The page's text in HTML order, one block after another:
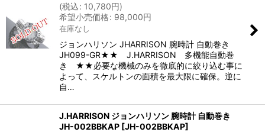
(税込: 10,780円)
希望小売価格: 98,000円
在庫なし
ジョンハリソン JHARRISON 腕時計 自動巻き
JH099-GR★★ J.HARRISON 多機能自動巻
き ★★必要な機械のみを徹底的に絞り込む事に
よって、スケルトンの面積を最大限に確保。逆に
自…
J.HARRISON ジョンハリソン 腕時計 自動巻き
JH-002BBKAP [JH-002BBKAP]